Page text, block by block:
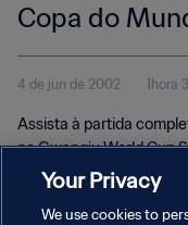
Copa do
Coreia e no
4 de jun de 2002 1hora
Assista à partida
no Gwangju World Cup
junho de 2002.
Your Privacy
We use cookies to